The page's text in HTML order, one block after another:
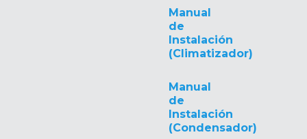
Manual
de
Instalación
(Climatizador)
Manual
de
Instalación
(Condensador)